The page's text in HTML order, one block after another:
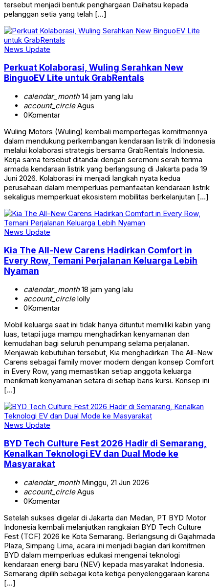
tersebut menjadi bentuk penghargaan Daihatsu kepada
pelanggan setia yang telah […]
News Update
Perkuat Kolaborasi, Wuling Serahkan New
BinguoEV Lite untuk GrabRentals
calendar_month14 jam yang lalu
account_circleAgus
0Komentar
Wuling Motors (Wuling) kembali mempertegas komitmennya
dalam mendukung perkembangan kendaraan listrik di Indonesia
melalui kolaborasi strategis bersama GrabRentals Indonesia.
Kerja sama tersebut ditandai dengan seremoni serah terima
armada kendaraan listrik yang berlangsung di Jakarta pada 19
Juni 2026. Kolaborasi ini menjadi langkah nyata kedua
perusahaan dalam memperluas pemanfaatan kendaraan listrik
sekaligus memperkuat ekosistem mobilitas berkelanjutan […]
News Update
Kia The All-New Carens Hadirkan Comfort in
Every Row, Temani Perjalanan Keluarga Lebih
Nyaman
calendar_month18 jam yang lalu
account_circlelolly
0Komentar
Mobil keluarga saat ini tidak hanya dituntut memiliki kabin yang
luas, tetapi juga mampu menghadirkan kenyamanan dan
kemudahan bagi seluruh penumpang selama perjalanan.
Menjawab kebutuhan tersebut, Kia menghadirkan The All-New
Carens sebagai family mover modern dengan konsep Comfort
in Every Row, yang memastikan setiap anggota keluarga
menikmati kenyamanan setara di setiap baris kursi. Konsep ini
[…]
News Update
BYD Tech Culture Fest 2026 Hadir di Semarang,
Kenalkan Teknologi EV dan Dual Mode ke
Masyarakat
calendar_monthMinggu, 21 Jun 2026
account_circleAgus
0Komentar
Setelah sukses digelar di Jakarta dan Medan, PT BYD Motor
Indonesia kembali melanjutkan rangkaian BYD Tech Culture
Fest (TCF) 2026 ke Kota Semarang. Berlangsung di Gajahmada
Plaza, Simpang Lima, acara ini menjadi bagian dari komitmen
BYD dalam memperluas edukasi mengenai teknologi
kendaraan energi baru (NEV) kepada masyarakat Indonesia.
Semarang dipilih sebagai kota ketiga penyelenggaraan karena
[…]